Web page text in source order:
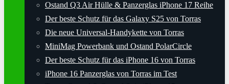
Ostand Q3 Air Hülle & Panzerglas iPhone 17 Reihe
Der beste Schutz für das Galaxy S25 von Torras
Die neue Universal-Handykette von Torras
MiniMag Powerbank und Ostand PolarCircle
Der beste Schutz für das iPhone 16 von Torras
iPhone 16 Panzerglas von Torras im Test